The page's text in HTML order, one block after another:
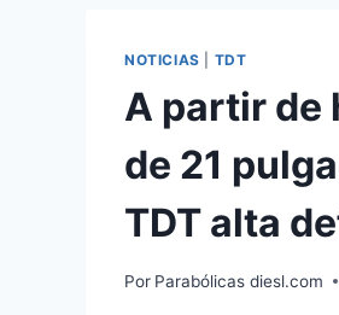
NOTICIAS TDT
A partir de
de 21
TDT alta
Por Parabólicas diesl.com